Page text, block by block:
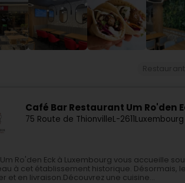
Café Bar Restaurant Um Ro'den
75 Route de ThionvilleL-2611
Ro'den Eck à Luxembourg vous accueille
à cet établissement historique. Désormais,
et en livraison.Découvrez une cuisine...